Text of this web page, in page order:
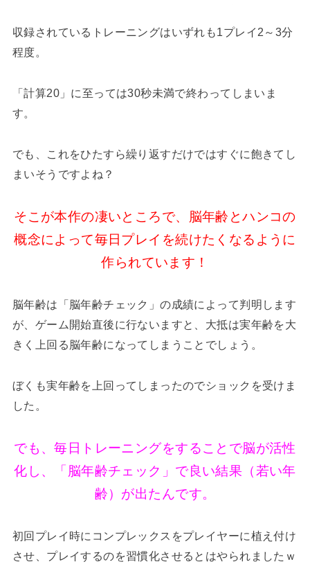
収録されているトレーニングはいずれも1プレイ2～3分
程度。
「計算20」に至っては30秒未満で終わってしまいま
す。
でも、これをひたすら繰り返すだけではすぐに飽きてし
まいそうですよね？
そこが本作の凄いところで、脳年齢とハンコの
概念によって毎日プレイを続けたくなるように
作られています！
脳年齢は「脳年齢チェック」の成績によって判明します
が、ゲーム開始直後に行ないますと、大抵は実年齢を大
きく上回る脳年齢になってしまうことでしょう。
ぼくも実年齢を上回ってしまったのでショックを受けま
した。
でも、毎日トレーニングをすることで脳が活性
化し、「脳年齢チェック」で良い結果（若い年
齢）が出たんです。
初回プレイ時にコンプレックスをプレイヤーに植え付け
させ、プレイするのを習慣化させるとはやられましたｗ